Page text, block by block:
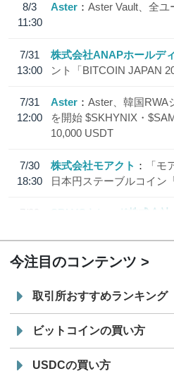
8/3
11:30
Aster Aster Vault、全
7/31
13:00
株式会社ANAPホールデ
ント「BITCOIN JAPAN
7/31
12:00
Aster
Aster、韓国RWA
を開始 $SKHYNIX・
10,000 USDT
7/30
18:30
株式会社モアクト
「
日本円ステーブルコイン
7/29
SBI VCトレード株式会社
今注目のコンテンツ
取引所おすすめランキング
ビットコインの買い方
USDCの買い方